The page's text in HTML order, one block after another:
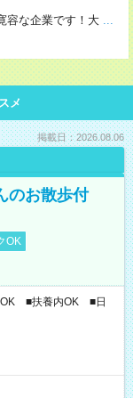
容な企業です！大 ...
メ
掲載日：2026.08.06
のお散歩付
OK
OK ■扶養内OK ■日